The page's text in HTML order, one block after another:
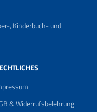
, Kinderbuch- und
& Widerrufsbelehrung